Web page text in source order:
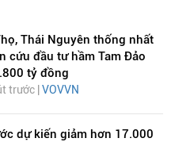
Thái Nguyên thống nhất
cứu đầu tư hầm Tam Đảo
tỷ đồng
trước | VOVVN
dự kiến giảm hơn 17.000